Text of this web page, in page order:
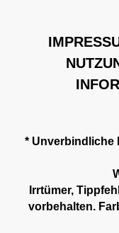
* Unverbindliche
Irrtümer,
vorbehalten.